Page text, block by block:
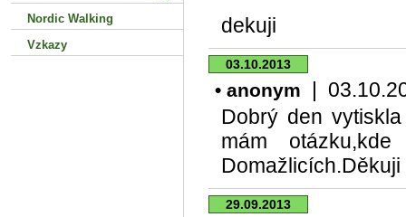
dekuji
03.10.2013
• anonym |
Dobrý den
mám
29.09.2013
Nordic Walking
Vzkazy